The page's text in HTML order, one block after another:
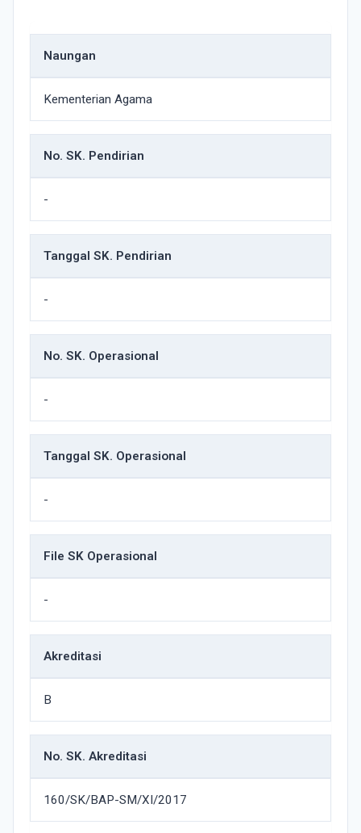
Naungan
Kementerian Agama
No. SK. Pendirian
-
Tanggal SK. Pendirian
-
No. SK. Operasional
-
Tanggal SK. Operasional
-
File SK Operasional
-
Akreditasi
B
No. SK. Akreditasi
160/SK/BAP-SM/XI/2017